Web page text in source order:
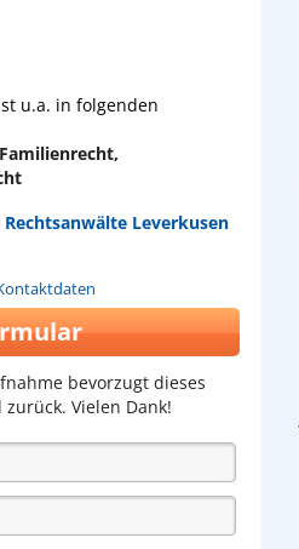
u.a. in folgenden
Rechtsanwälte Leverkusen
bevorzugt dieses
Vielen Dank!